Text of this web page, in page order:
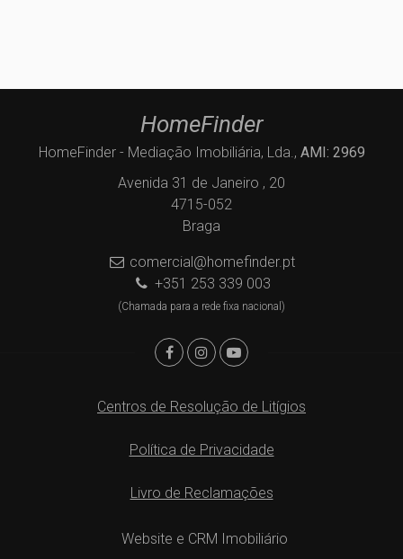
HomeFinder
HomeFinder - Mediação Imobiliária, Lda., AMI: 2969
Avenida 31 de Janeiro , 20
4715-052
Braga
comercial@homefinder.pt
+351 253 339 003
(Chamada para a rede fixa nacional)
Centros de Resolução de Litígios
Política de Privacidade
Livro de Reclamações
Website e CRM Imobiliário